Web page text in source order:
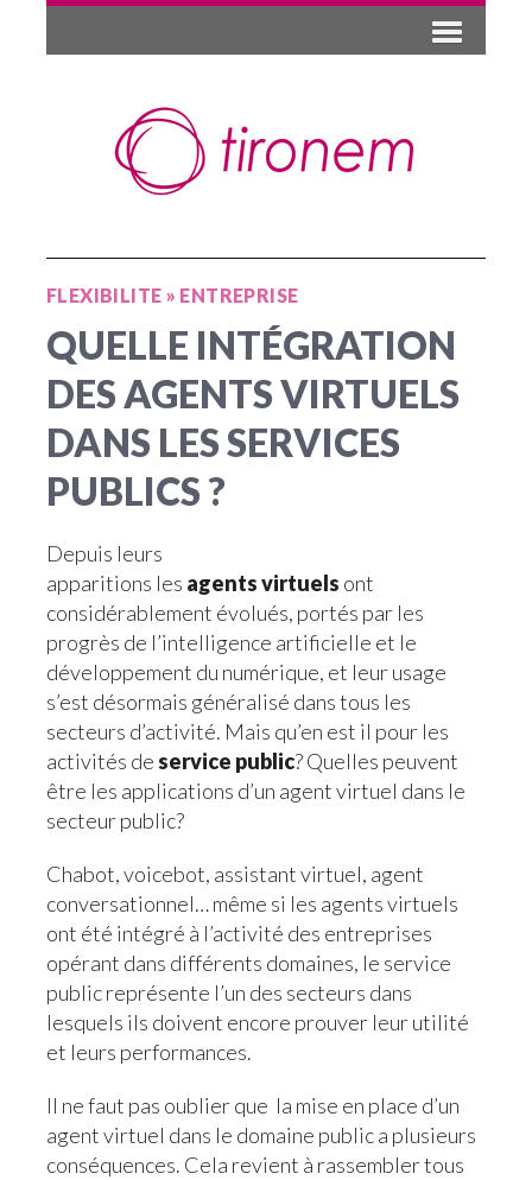
FLEXIBILITE » ENTREPRISE
QUELLE INTÉGRATION
DES AGENTS VIRTUELS
DANS LES SERVICES
PUBLICS ?
Depuis leurs
apparitions les agents virtuels ont
considérablement évolués, portés par les
progrès de l’intelligence artificielle et le
développement du numérique, et leur usage
s’est désormais généralisé dans tous les
secteurs d’activité. Mais qu’en est il pour les
activités deservice public? Quelles peuvent
être les applications d’un agent virtuel dans le
secteur public?
Chabot, voicebot, assistant virtuel, agent
conversationnel… même si les agents virtuels
ont été intégré à l’activité des entreprises
opérant dans différents domaines, le service
public représente l’un des secteurs dans
lesquels ils doivent encore prouver leur utilité
et leurs performances.
Il ne faut pas oublier que la mise en place d’un
agent virtuel dans le domaine public a plusieurs
conséquences. Cela revient à rassembler tous